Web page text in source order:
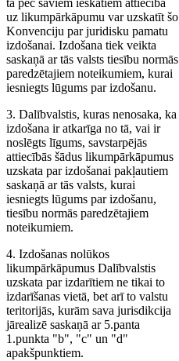
tā pēc saviem ieskatiem attiecībā
uz likumpārkāpumu var uzskatīt šo
Konvenciju par juridisku pamatu
izdošanai. Izdošana tiek veikta
saskaņā ar tās valsts tiesību normās
paredzētajiem noteikumiem, kurai
iesniegts lūgums par izdošanu.
3. Dalībvalstis, kuras nenosaka, ka
izdošana ir atkarīga no tā, vai ir
noslēgts līgums, savstarpējās
attiecībās šādus likumpārkāpumus
uzskata par izdošanai pakļautiem
saskaņā ar tās valsts, kurai
iesniegts lūgums par izdošanu,
tiesību normās paredzētajiem
noteikumiem.
4. Izdošanas nolūkos
likumpārkāpumus Dalībvalstis
uzskata par izdarītiem ne tikai to
izdarīšanas vietā, bet arī to valstu
teritorijās, kurām sava jurisdikcija
jārealizē saskaņā ar 5.panta
1.punkta "b", "c" un "d"
apakšpunktiem.